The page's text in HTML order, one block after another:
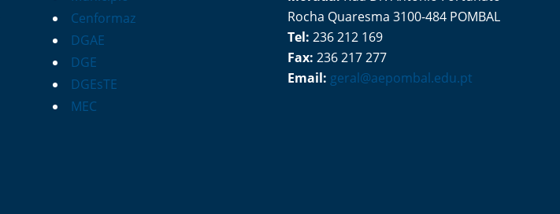
Cenformaz
DGAE
DGE
DGEsTE
MEC
Rocha Quaresma 3100-484 POMBAL
Tel: 236 212 169
Fax: 236 217 277
Email: geral@aepombal.edu.pt